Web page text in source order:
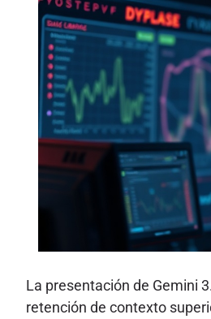
La presentación de Gemini
retención de contexto